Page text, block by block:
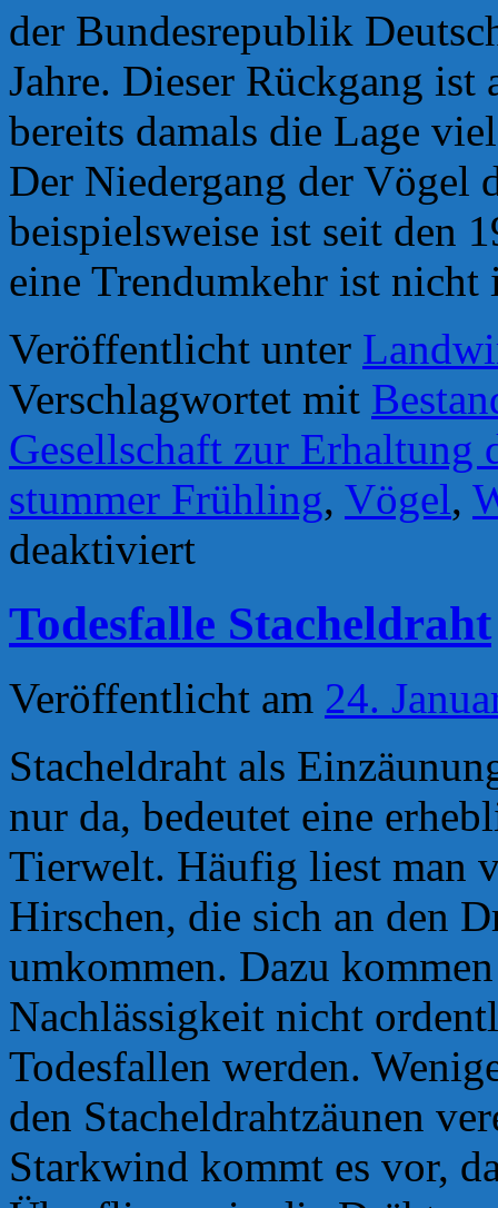
der Bundesrepublik
Jahre. Dieser Rückgang ist
bereits damals die Lage
Der Niedergang der Vögel
beispielsweise ist seit den
eine Trendumkehr ist
Veröffentlicht unter
Verschlagwortet mit
Gesellschaft zur Erhaltung
stummer Frühling, Vögel,
deaktiviert
Die
Vögel
es
nicht.
nicht
alle.
Todesfalle Stacheldraht
Veröffentlicht am 24.
Stacheldraht als
nur da, bedeutet eine
Tierwelt. Häufig liest man
Hirschen, die sich an den
umkommen. Dazu
Nachlässigkeit nicht
Todesfallen werden.
den Stacheldrahtzäunen
Starkwind kommt es vor,